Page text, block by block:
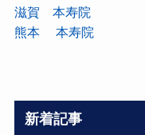
滋賀 本寿院
熊本 本寿院
新着記事